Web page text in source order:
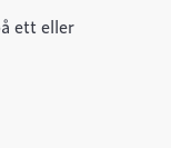
ett eller